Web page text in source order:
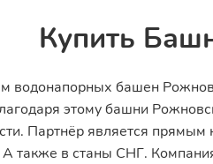
Купить
водонапорных башен
этому башни
Партнёр является
также в станы СНГ.